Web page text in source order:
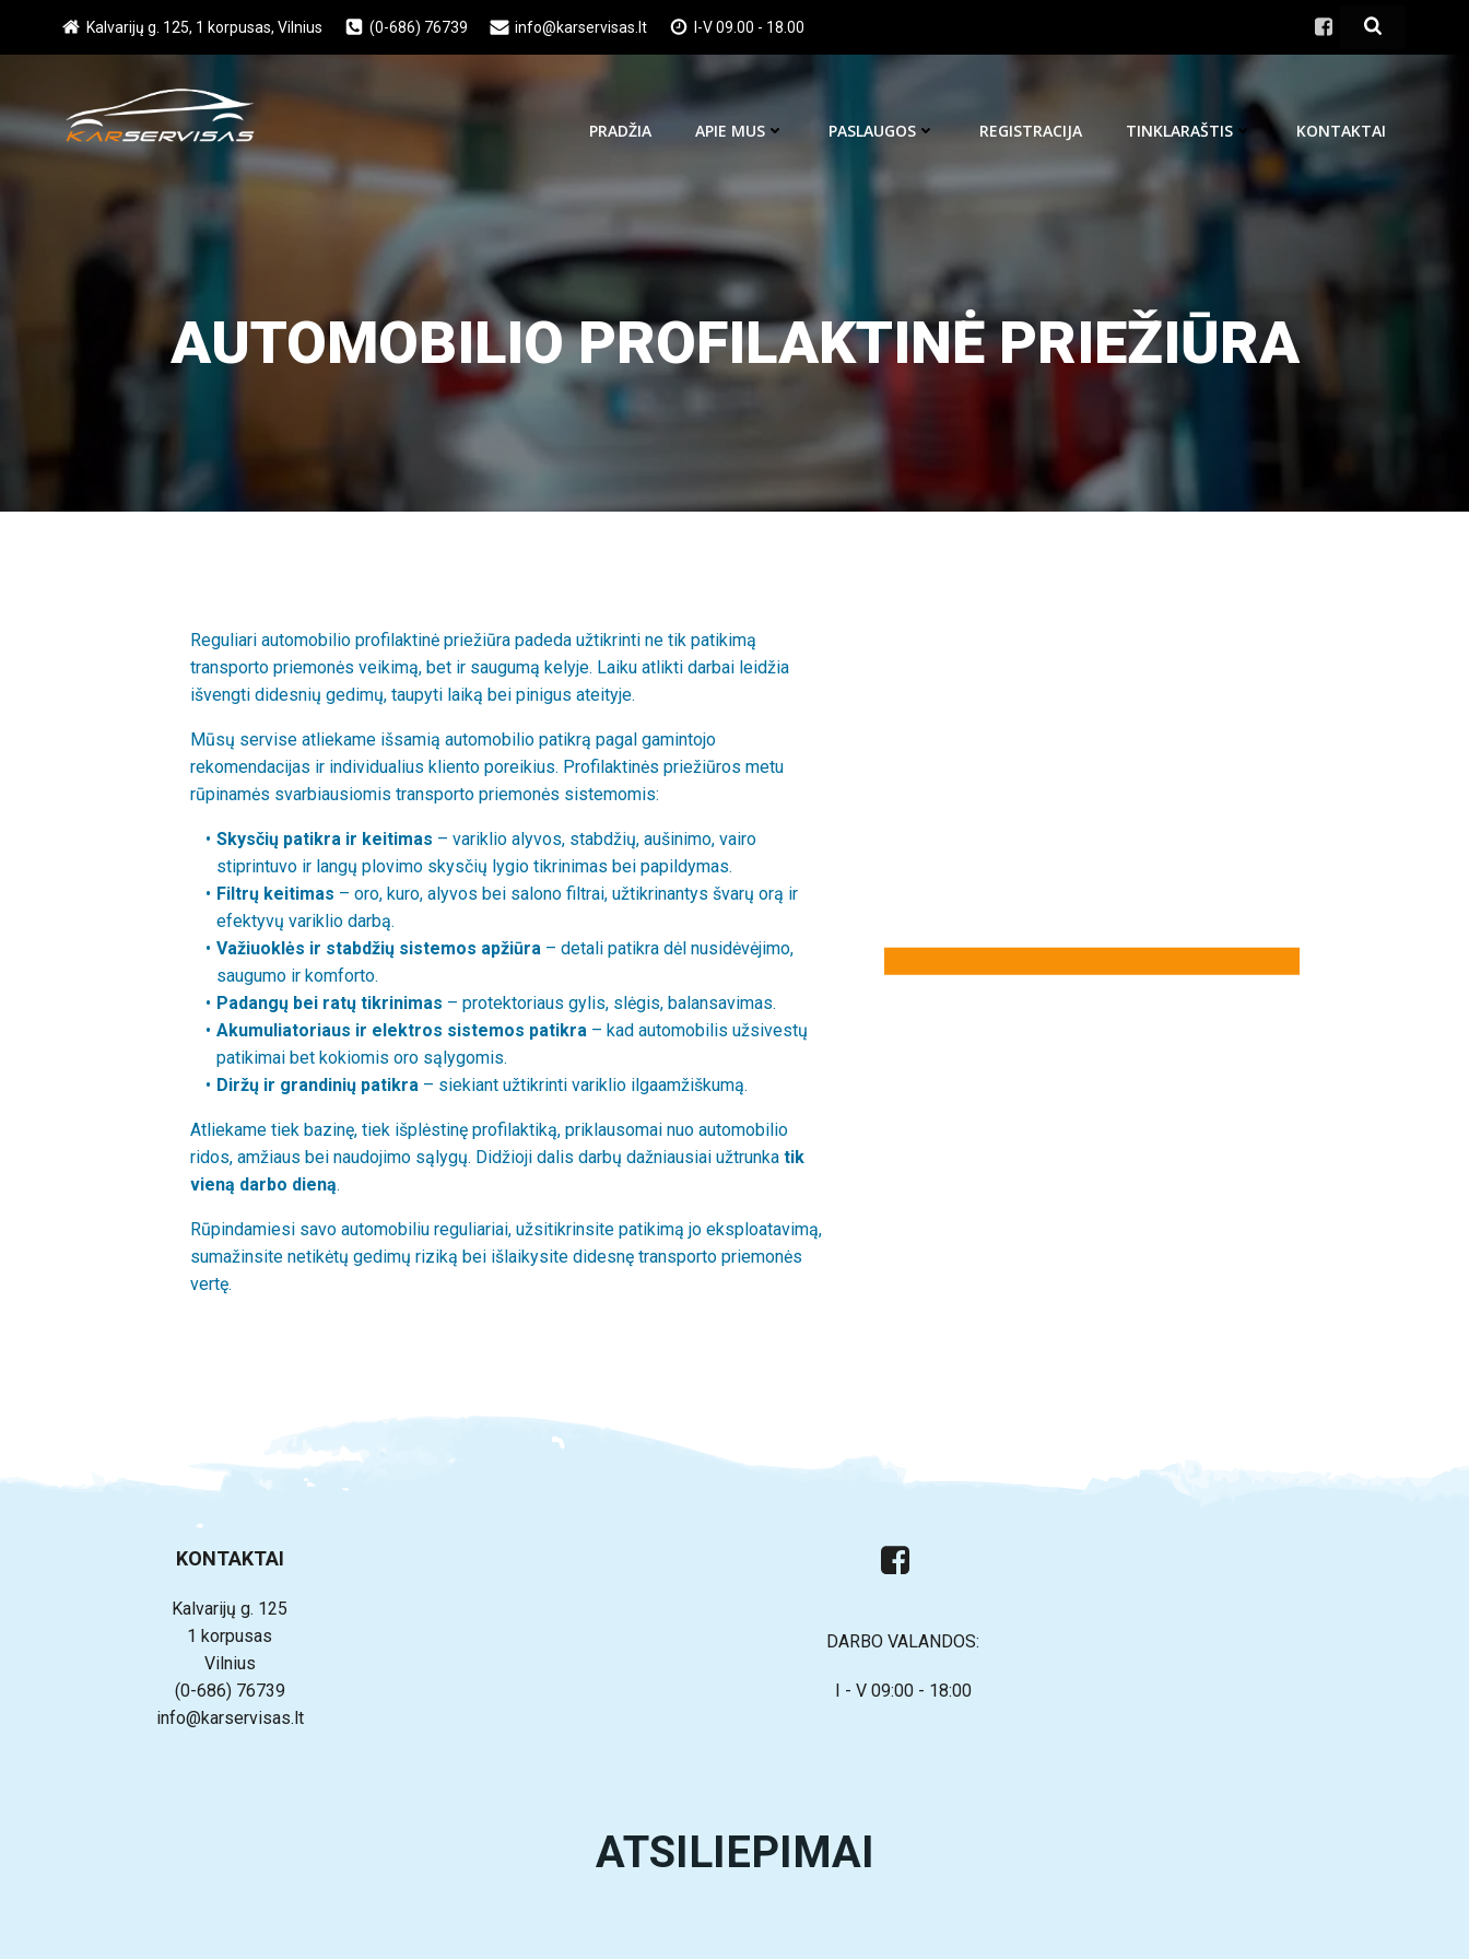
Kalvarijų g. 125, 1 korpusas, Vilnius (0-686) 76739 info@karservisas.lt I-V 09.00 - 18.00
PRADŽIA APIE MUS PASLAUGOS REGISTRACIJA TINKLARAŠTIS KONTAKTAI
AUTOMOBILIO PROFILAKTINĖ PRIEŽIŪRA
Reguliari automobilio profilaktinė priežiūra padeda užtikrinti ne tik patikimą
transporto priemonės veikimą, bet ir saugumą kelyje. Laiku atlikti darbai leidžia
išvengti didesnių gedimų, taupyti laiką bei pinigus ateityje.
Mūsų servise atliekame išsamią automobilio patikrą pagal gamintojo
rekomendacijas ir individualius kliento poreikius. Profilaktinės priežiūros metu
rūpinamės svarbiausiomis transporto priemonės sistemomis:
Skysčių patikra ir keitimas – variklio alyvos, stabdžių, aušinimo, vairo
stiprintuvo ir langų plovimo skysčių lygio tikrinimas bei papildymas.
Filtrų keitimas – oro, kuro, alyvos bei salono filtrai, užtikrinantys švarų orą ir
efektyvų variklio darbą.
Važiuoklės ir stabdžių sistemos apžiūra– detali patikra dėl nusidėvėjimo,
saugumo ir komforto.
Padangų bei ratų tikrinimas – protektoriaus gylis, slėgis, balansavimas.
Akumuliatoriaus ir elektros sistemos patikra– kad automobilis užsivestų
patikimai bet kokiomis oro sąlygomis.
Diržų ir grandinių patikra– siekiant užtikrinti variklio ilgaamžiškumą.
Atliekame tiek bazinę, tiek išplėstinę profilaktiką, priklausomai nuo automobilio
ridos, amžiaus bei naudojimo sąlygų. Didžioji dalis darbų dažniausiai užtrunka tik
vieną darbo dieną.
Rūpindamiesi savo automobiliu reguliariai, užsitikrinsite patikimą jo eksploatavimą,
sumažinsite netikėtų gedimų riziką bei išlaikysite didesnę transporto priemonės
vertę.
KONTAKTAI
Kalvarijų g. 125
1 korpusas
Vilnius
(0-686) 76739
info@karservisas.lt
DARBO VALANDOS:
I - V 09:00 - 18:00
ATSILIEPIMAI